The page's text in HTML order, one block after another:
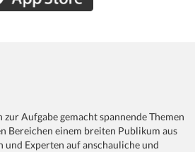
zur Aufgabe gemacht spannende Themen
Bereichen einem breiten Publikum aus
und Experten auf anschauliche und